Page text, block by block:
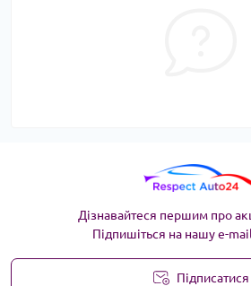
Дізнавайтеся першим про
Підпишіться на нашу e-
Підписатися